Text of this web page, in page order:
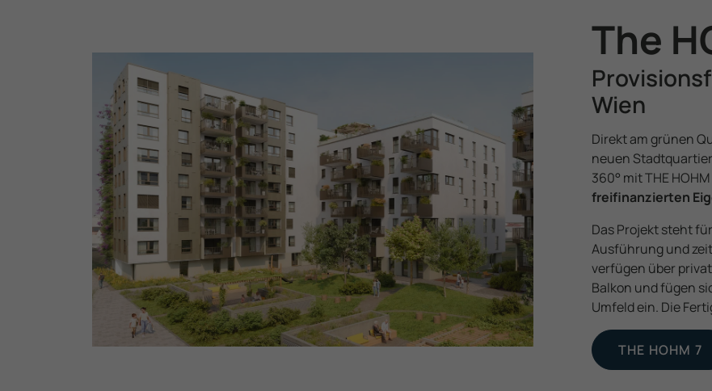
The
Wien
Direkt am grünen
neuen Stadtquartier
360° mit THE
freifinanzierten
Das Projekt steht
Ausführung und
verfügen über
Balkon und fügen
Umfeld ein. Die
THE HOHM 7